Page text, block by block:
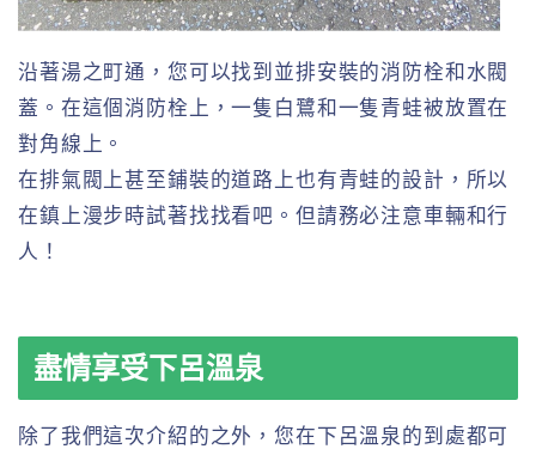
沿著湯之町通，您可以找到並排安裝的消防栓和水閥
蓋。在這個消防栓上，一隻白鷺和一隻青蛙被放置在
對角線上。
在排氣閥上甚至鋪裝的道路上也有青蛙的設計，所以
在鎮上漫步時試著找找看吧。但請務必注意車輛和行
人！
盡情享受下呂溫泉
除了我們這次介紹的之外，您在下呂溫泉的到處都可